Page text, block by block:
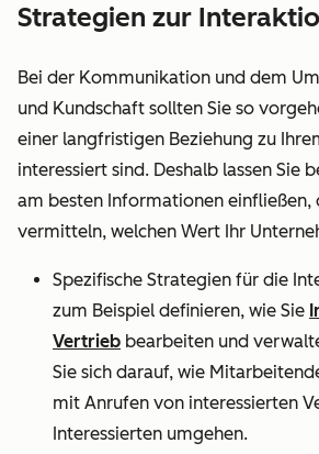
Strategien zur
Bei der Kommunikation und dem
und Kundschaft sollten Sie so
einer langfristigen Beziehung zu
interessiert sind. Deshalb lassen Sie
am besten Informationen einfließen,
vermitteln, welchen Wert Ihr
Spezifische Strategien für die
zum Beispiel definieren, wie Sie
Vertrieb bearbeiten und
Sie sich darauf, wie
mit Anrufen von interessierten
Interessierten umgehen.